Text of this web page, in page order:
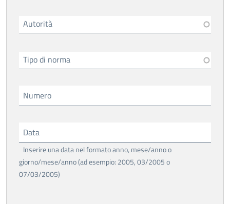
Autorità
Tipo di norma
Numero
Data
Inserire una data nel formato anno, mese/anno o
giorno/mese/anno (ad esempio: 2005, 03/2005 o
07/03/2005)